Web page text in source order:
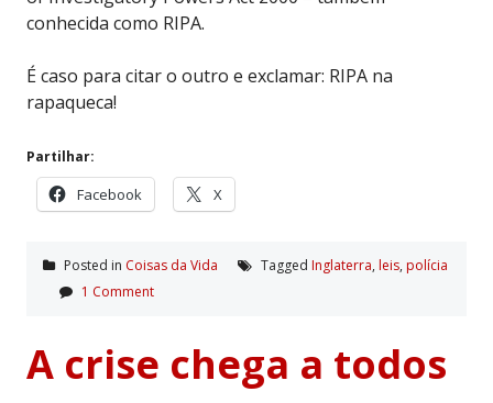
conhecida como RIPA.
É caso para citar o outro e exclamar: RIPA na
rapaqueca!
Partilhar:
Facebook X
Posted in Coisas da Vida Tagged Inglaterra, leis, polí­cia
1 Comment
A crise chega a todos